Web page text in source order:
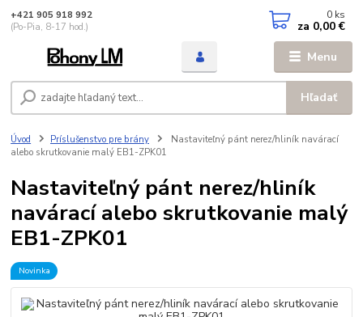
Menu
Hľadať
+421 905 918 992
(Po-Pia, 8-17 hod.)
0 ks
za 0,00 €
Úvod Príslušenstvo pre brány
Nastaviteľný pánt nerez/hliník navárací
alebo skrutkovanie malý EB1-ZPK01
Nastaviteľný pánt nerez/hliník
navárací alebo skrutkovanie malý
EB1-ZPK01
Novinka